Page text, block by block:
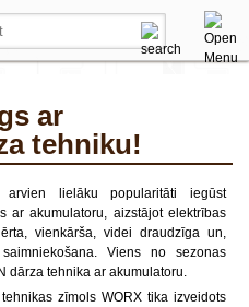
tehniku!
arvien lielāku popularitāti iegūst
ar akumulatoru, aizstājot elektrības
vienkārša, videi draudzīga un,
Viens no sezonas
dārza tehnika ar akumulatoru.
zīmols WORX tika izveidots